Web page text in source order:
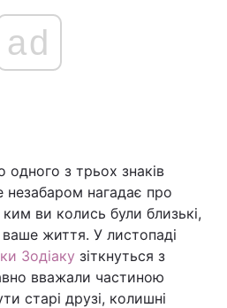
ad
з трьох знаків
незабаром нагадає про
ви колись були близькі,
життя. У листопаді
Зодіаку зіткнуться з
вважали частиною
старі друзі, колишні